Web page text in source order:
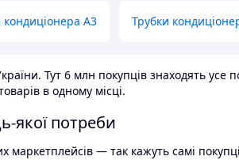
А3 Трубки
Тут 6 млн покупців знаходять усе
в одному місці.
якої потреби
маркетплейсів — так кажуть самі